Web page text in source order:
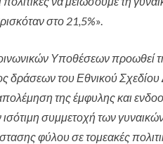
στο 21,5%».
Υποθέσεων προωθεί
δράσεων του Εθνικού Σχεδίου
της έμφυλης και
συμμετοχή των
φύλου σε τομεακές